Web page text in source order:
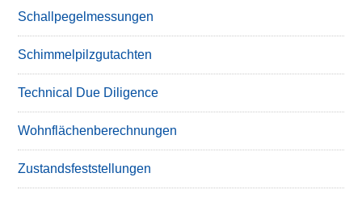
Schallpegelmessungen
Schimmelpilzgutachten
Technical Due Diligence
Wohnflächenberechnungen
Zustandsfeststellungen